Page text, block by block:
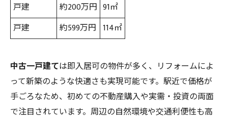
戸建
約200万円 91㎡
戸建
約599万円 114㎡
中古一戸建ては即入居可の物件が多く、リフォームによ
って新築のような快適さも実現可能です。駅近で価格が
手ごろなため、初めての不動産購入や実需・投資の両面
で注目されています。周辺の自然環境や交通利便性も高